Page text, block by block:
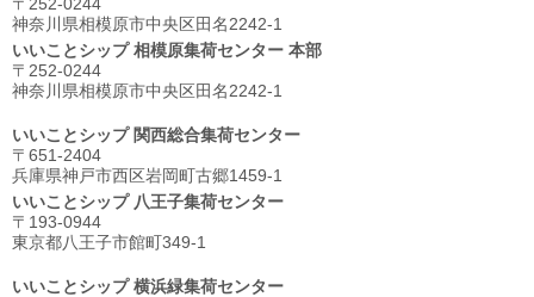
神奈川県相模原市中央区⽥名2242-1
いいことシップ 相模原集荷センター 本部
〒252-0244
神奈川県相模原市中央区⽥名2242-1
いいことシップ 関西総合集荷センター
〒651-2404
兵庫県神戸市西区岩岡町古郷1459-1
いいことシップ 八王子集荷センター
〒193-0944
東京都八王子市館町349-1
いいことシップ 横浜緑集荷センター